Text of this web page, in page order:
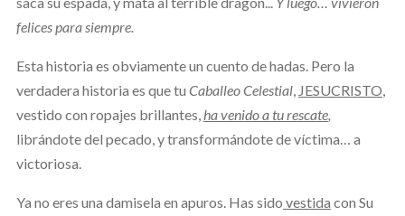
felices para siempre.
Esta historia es obviamente un cuento de hadas. Pero la
verdadera historia es que tu Caballeo Celestial, JESUCRISTO,
vestido con ropajes brillantes,ha venido a tu rescate,
librándote del pecado, y transformándote de víctima… a
victoriosa.
Ya no eres una damisela en apuros. Has sido vestida con Su